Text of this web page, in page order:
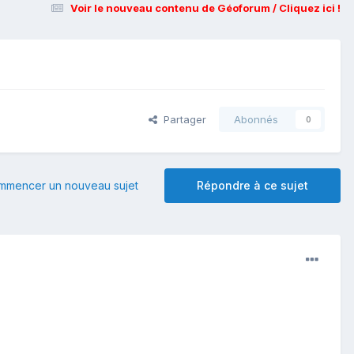
Voir le nouveau contenu de Géoforum / Cliquez ici !
Partager Abonnés 0
Répondre à ce sujet
un nouveau sujet